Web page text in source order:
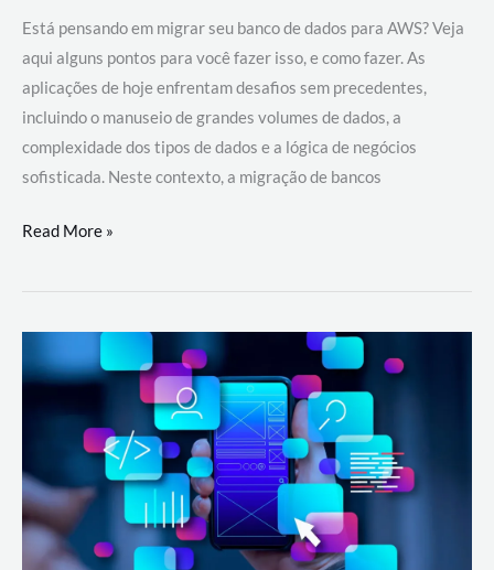
Está pensando em migrar seu banco de dados para AWS? Veja
aqui alguns pontos para você fazer isso, e como fazer. As
aplicações de hoje enfrentam desafios sem precedentes,
incluindo o manuseio de grandes volumes de dados, a
complexidade dos tipos de dados e a lógica de negócios
sofisticada. Neste contexto, a migração de bancos
Por
migrar
de
a
AWS?
Read More »